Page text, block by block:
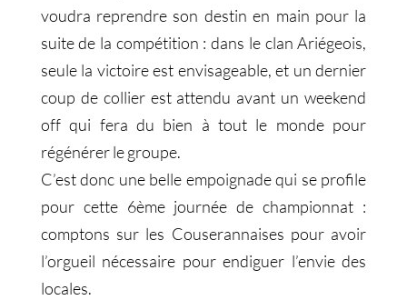
voudra reprendre son destin en main pour la
suite de la compétition : dans le clan Ariégeois,
seule la victoire est envisageable, et un dernier
coup de collier est attendu avant un weekend
off qui fera du bien à tout le monde pour
régénérer le groupe.
C’est donc une belle empoignade qui se profile
pour cette 6ème journée de championnat :
comptons sur les Couserannaises pour avoir
l’orgueil nécessaire pour endiguer l’envie des
locales.